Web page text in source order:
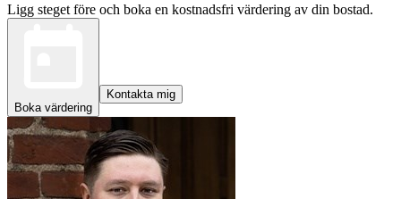
Ligg steget före och boka en kostnadsfri värdering av din bostad.
Boka värdering
Kontakta mig